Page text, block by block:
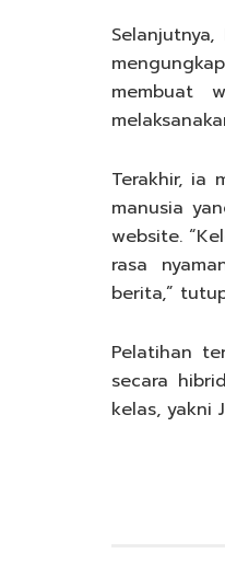
membuat
Terakhir, ia
manusia
website.
rasa
berita,”
Pelatihan
secara
kelas, yakni